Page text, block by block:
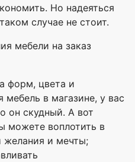
Но надеяться
случае не стоит.
мебели на заказ
форм, цвета и
мебель в магазине, у вас
он скудный. А вот
можете воплотить в
желания и мечты;